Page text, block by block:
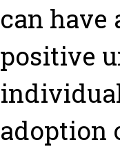
can have
positive
adoption